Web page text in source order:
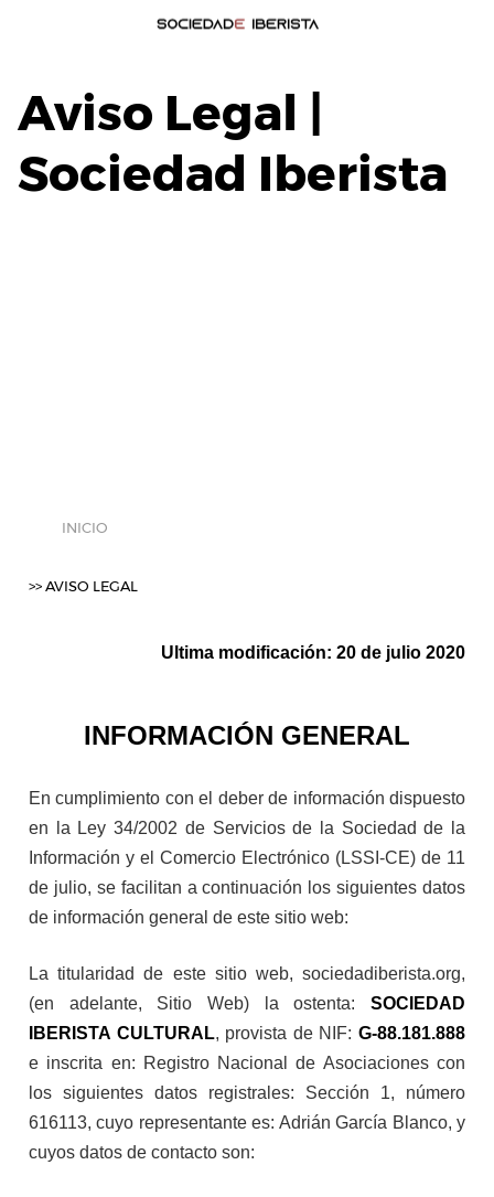
Aviso Legal |
Sociedad Iberista
INICIO
>> AVISO LEGAL
Ultima modificación: 20 de julio 2020
INFORMACIÓN GENERAL
En cumplimiento con el deber de información dispuesto
en la Ley 34/2002 de Servicios de la Sociedad de la
Información y el Comercio Electrónico (LSSI-CE) de 11
de julio, se facilitan a continuación los siguientes datos
de información general de este sitio web:
La titularidad de este sitio web, sociedadiberista.org,
(en adelante, Sitio Web) la ostenta: SOCIEDAD
IBERISTA CULTURAL, provista de NIF:G-88.181.888
e inscrita en: Registro Nacional de Asociaciones con
los siguientes datos registrales: Sección 1, número
616113, cuyo representante es: Adrián García Blanco, y
cuyos datos de contacto son: